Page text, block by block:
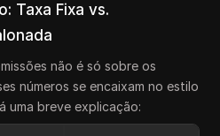
Taxa Fixa vs.
não é só sobre os
números se encaixam no estilo
uma breve explicação: